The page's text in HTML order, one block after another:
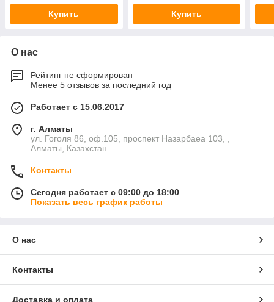
Купить Купить
О нас
Рейтинг не сформирован
Менее 5 отзывов за последний год
Работает с 15.06.2017
г. Алматы
ул. Гоголя 86, оф.105, проспект Назарбаеа 103, ,
Алматы, Казахстан
Контакты
Сегодня работает с 09:00 до 18:00
Показать весь график работы
О нас
Контакты
Доставка и оплата